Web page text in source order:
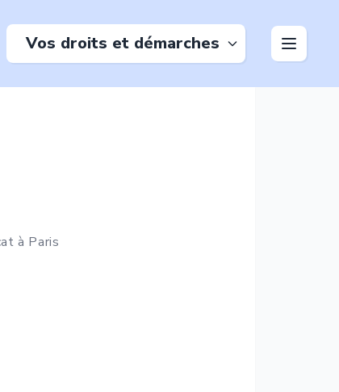
Vos droits et démarches
à Paris